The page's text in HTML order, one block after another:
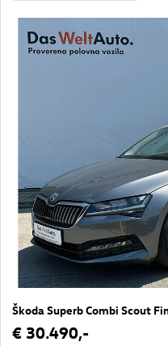
Škoda Superb Combi Scout
€ 30.490,-